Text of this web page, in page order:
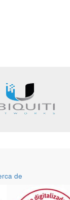
de